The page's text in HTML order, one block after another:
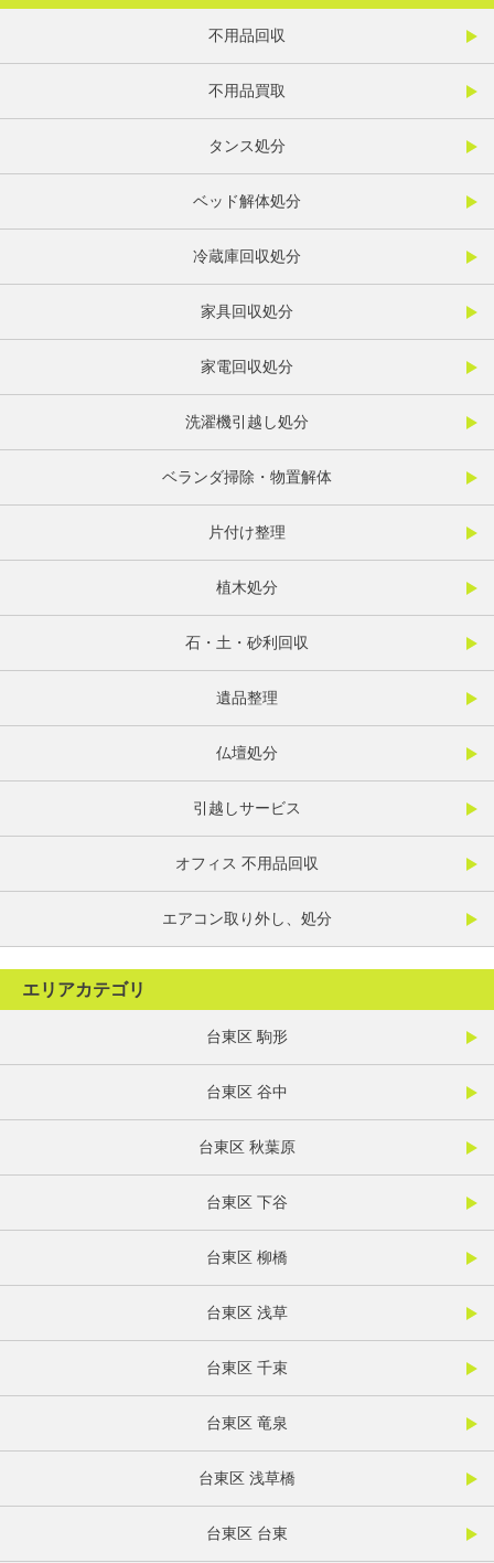
不用品回収
不用品買取
タンス処分
ベッド解体処分
冷蔵庫回収処分
家具回収処分
家電回収処分
洗濯機引越し処分
ベランダ掃除・物置解体
片付け整理
植木処分
石・土・砂利回収
遺品整理
仏壇処分
引越しサービス
オフィス 不用品回収
エアコン取り外し、処分
エリアカテゴリ
台東区 駒形
台東区 谷中
台東区 秋葉原
台東区 下谷
台東区 柳橋
台東区 浅草
台東区 千束
台東区 竜泉
台東区 浅草橋
台東区 台東